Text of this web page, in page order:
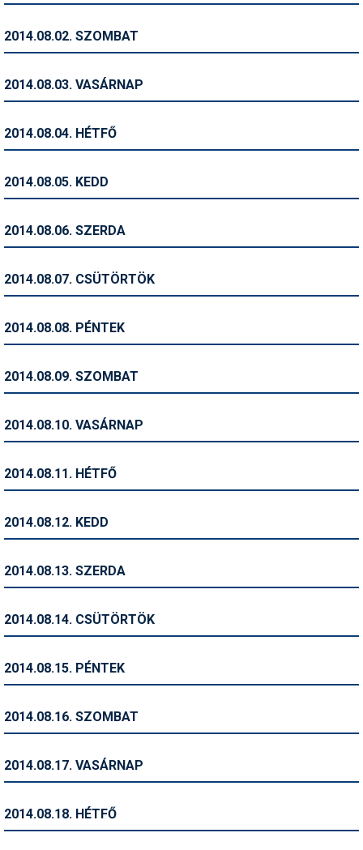
Ingatlan
Kerékpár
Magazinok
Pályázatok
Síbérletárak
Sífelszerelés
Símánia
Síszerviz
2014.08.02. SZOMBAT
2014.08.03. VASÁRNAP
2014.08.04. HÉTFŐ
2014.08.05. KEDD
2014.08.06. SZERDA
2014.08.07. CSÜTÖRTÖK
2014.08.08. PÉNTEK
2014.08.09. SZOMBAT
2014.08.10. VASÁRNAP
2014.08.11. HÉTFŐ
2014.08.12. KEDD
2014.08.13. SZERDA
2014.08.14. CSÜTÖRTÖK
2014.08.15. PÉNTEK
2014.08.16. SZOMBAT
2014.08.17. VASÁRNAP
2014.08.18. HÉTFŐ